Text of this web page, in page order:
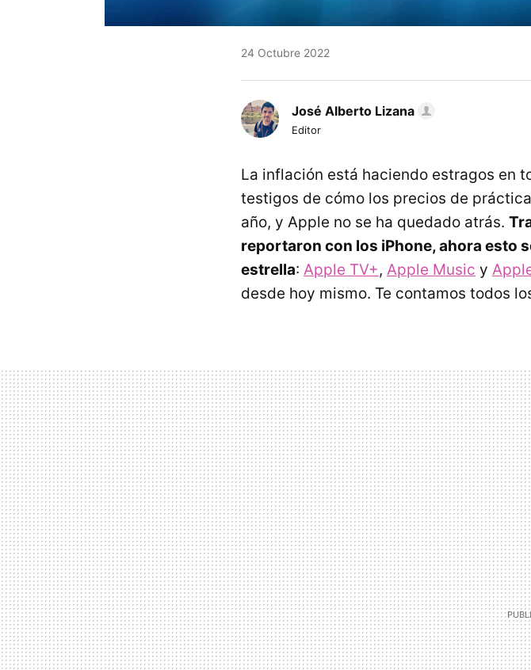
24 Octubre 2022
José Alberto Lizana
Editor
La inflación está haciendo estragos en
testigos de cómo los precios de
año, y Apple no se ha quedado atrás.
reportaron con los iPhone, ahora esto
estrella: Apple TV+, Apple Music y
desde hoy mismo. Te contamos todos